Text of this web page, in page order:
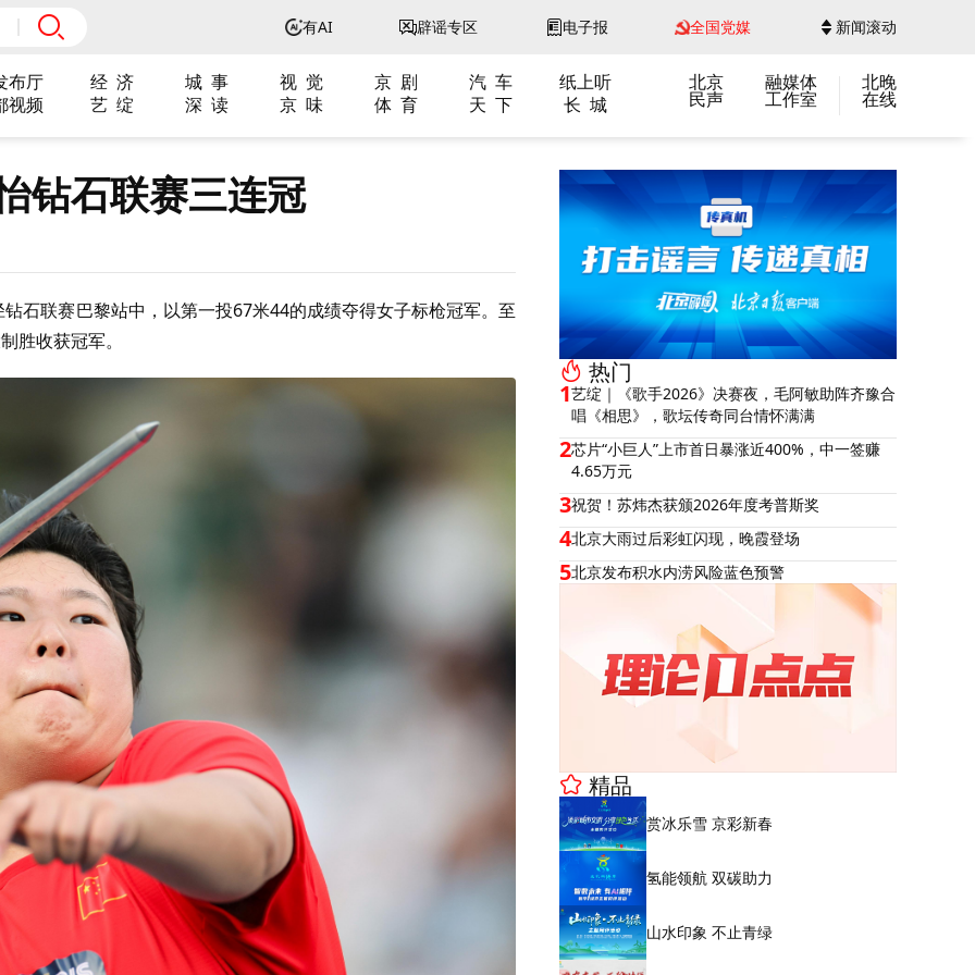
有AI 辟谣专区 电子报 全国党媒 新闻滚动
布厅 经 济 城 事 视 觉 京 剧 汽 车
纸上听
视频
艺 绽 深 读 京 味 体 育 天 下 长 城
北京
民声
融媒体
工作室
北晚
在线
钻石联赛三连冠
石联赛巴黎站中，以第一投67米44的成绩夺得女子标枪冠军。至
胜收获冠军。
热门
1艺绽｜《歌手2026》决赛夜，毛阿敏助阵齐豫合
唱《相思》，歌坛传奇同台情怀满满
2芯片“小巨人”上市首日暴涨近400%，中一签赚
4.65万元
3祝贺！苏炜杰获颁2026年度考普斯奖
4北京大雨过后彩虹闪现，晚霞登场
5北京发布积水内涝风险蓝色预警
精品
赏冰乐雪 京彩新春
氢能领航 双碳助力
山水印象 不止青绿